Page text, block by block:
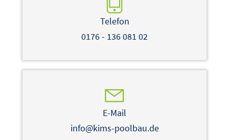
Telefon
0176 - 136 081 02
E-Mail
info@kims-poolbau.de